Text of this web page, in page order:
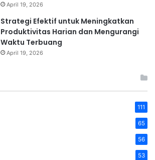
April 19, 2026
Strategi Efektif untuk Meningkatkan
Produktivitas Harian dan Mengurangi
Waktu Terbuang
April 19, 2026
111
65
56
53